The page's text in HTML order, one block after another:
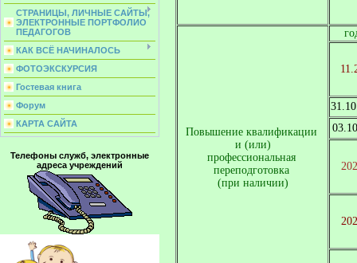
СТРАНИЦЫ, ЛИЧНЫЕ САЙТЫ,
ЭЛЕКТРОННЫЕ ПОРТФОЛИО
ПЕДАГОГОВ
КАК ВСЁ НАЧИНАЛОСЬ
ФОТОЭКСКУРСИЯ
Гостевая книга
Форум
КАРТА САЙТА
Телефоны служб, электронные
адреса учреждений
Повышение квалификации
и (или)
профессиональная
переподготовка
(при наличии)